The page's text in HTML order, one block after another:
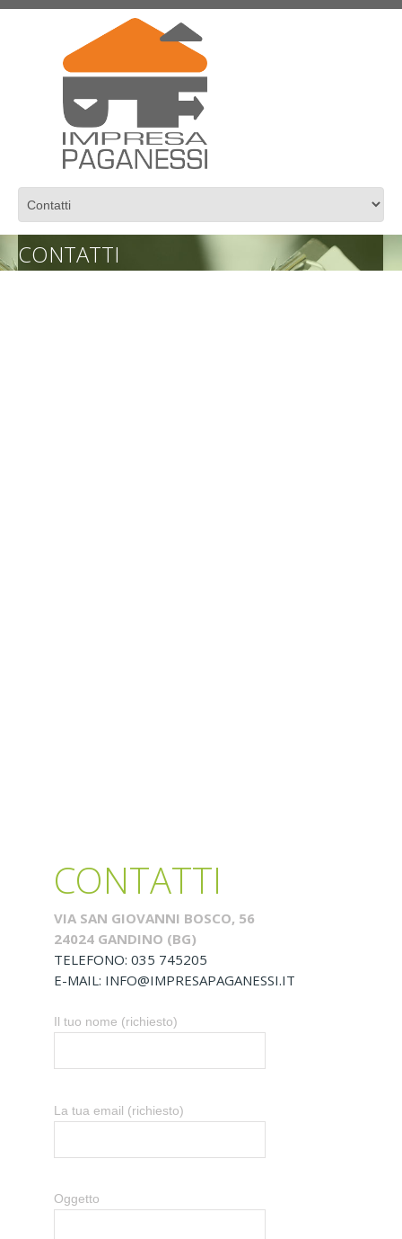
CONTATTI
CONTATTI
VIA SAN GIOVANNI BOSCO, 56
24024 GANDINO (BG)
TELEFONO: 035 745205
E-MAIL: INFO@IMPRESAPAGANESSI.IT
Il tuo nome (richiesto)
La tua email (richiesto)
Oggetto